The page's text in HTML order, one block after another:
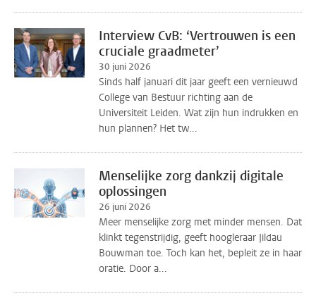
Interview CvB: ‘Vertrouwen is een
cruciale graadmeter’
30 juni 2026
Sinds half januari dit jaar geeft een vernieuwd
College van Bestuur richting aan de
Universiteit Leiden. Wat zijn hun indrukken en
hun plannen? Het tw...
Menselijke zorg dankzij digitale
oplossingen
26 juni 2026
Meer menselijke zorg met minder mensen. Dat
klinkt tegenstrijdig, geeft hoogleraar Jildau
Bouwman toe. Toch kan het, bepleit ze in haar
oratie. Door a...